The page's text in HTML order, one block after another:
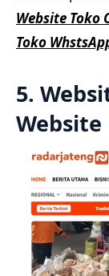
Website Toko
Toko
5.
Website